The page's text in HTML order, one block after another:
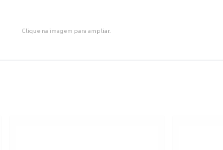
Clique na imagem para ampliar.